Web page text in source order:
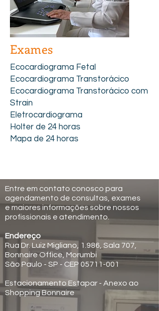
Exames
Ecocardiograma Fetal
Ecocardiograma Transtorácico
Ecocardiograma Transtorácico com
Strain
Eletrocardiograma
Holter de 24 horas
Mapa de 24 horas
Entre em contato conosco para
agendamento de consultas, exames
e maiores informações sobre nossos
profissionais e atendimento.
Endereço
Rua Dr. Luiz Migliano, 1.986, Sala 707,
Bonnaire Office, Morumbi
São Paulo - SP - CEP 05711-001
Estacionamento Estapar - Anexo ao
Shopping Bonnaire